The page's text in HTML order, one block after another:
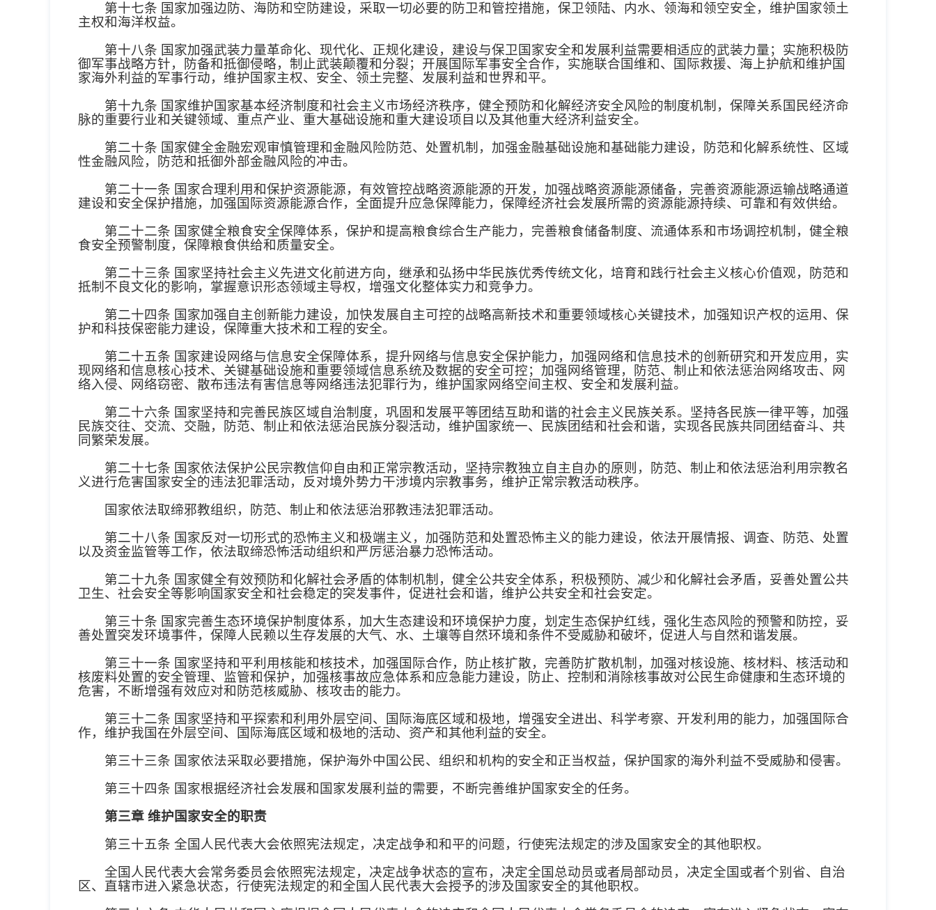
第十七条 国家加强边防、海防和空防建设，采取一切必要的防卫和管控措施，保卫领陆、内水、领海和领空安全，维护国家领土
主权和海洋权益。
第十八条 国家加强武装力量革命化、现代化、正规化建设，建设与保卫国家安全和发展利益需要相适应的武装力量；实施积极防
御军事战略方针，防备和抵御侵略，制止武装颠覆和分裂；开展国际军事安全合作，实施联合国维和、国际救援、海上护航和维护国
家海外利益的军事行动，维护国家主权、安全、领土完整、发展利益和世界和平。
第十九条 国家维护国家基本经济制度和社会主义市场经济秩序，健全预防和化解经济安全风险的制度机制，保障关系国民经济命
脉的重要行业和关键领域、重点产业、重大基础设施和重大建设项目以及其他重大经济利益安全。
第二十条 国家健全金融宏观审慎管理和金融风险防范、处置机制，加强金融基础设施和基础能力建设，防范和化解系统性、区域
性金融风险，防范和抵御外部金融风险的冲击。
第二十一条 国家合理利用和保护资源能源，有效管控战略资源能源的开发，加强战略资源能源储备，完善资源能源运输战略通道
建设和安全保护措施，加强国际资源能源合作，全面提升应急保障能力，保障经济社会发展所需的资源能源持续、可靠和有效供给。
第二十二条 国家健全粮食安全保障体系，保护和提高粮食综合生产能力，完善粮食储备制度、流通体系和市场调控机制，健全粮
食安全预警制度，保障粮食供给和质量安全。
第二十三条 国家坚持社会主义先进文化前进方向，继承和弘扬中华民族优秀传统文化，培育和践行社会主义核心价值观，防范和
抵制不良文化的影响，掌握意识形态领域主导权，增强文化整体实力和竞争力。
第二十四条 国家加强自主创新能力建设，加快发展自主可控的战略高新技术和重要领域核心关键技术，加强知识产权的运用、保
护和科技保密能力建设，保障重大技术和工程的安全。
第二十五条 国家建设网络与信息安全保障体系，提升网络与信息安全保护能力，加强网络和信息技术的创新研究和开发应用，实
现网络和信息核心技术、关键基础设施和重要领域信息系统及数据的安全可控；加强网络管理，防范、制止和依法惩治网络攻击、网
络入侵、网络窃密、散布违法有害信息等网络违法犯罪行为，维护国家网络空间主权、安全和发展利益。
第二十六条 国家坚持和完善民族区域自治制度，巩固和发展平等团结互助和谐的社会主义民族关系。坚持各民族一律平等，加强
民族交往、交流、交融，防范、制止和依法惩治民族分裂活动，维护国家统一、民族团结和社会和谐，实现各民族共同团结奋斗、共
同繁荣发展。
第二十七条 国家依法保护公民宗教信仰自由和正常宗教活动，坚持宗教独立自主自办的原则，防范、制止和依法惩治利用宗教名
义进行危害国家安全的违法犯罪活动，反对境外势力干涉境内宗教事务，维护正常宗教活动秩序。
国家依法取缔邪教组织，防范、制止和依法惩治邪教违法犯罪活动。
第二十八条 国家反对一切形式的恐怖主义和极端主义，加强防范和处置恐怖主义的能力建设，依法开展情报、调查、防范、处置
以及资金监管等工作，依法取缔恐怖活动组织和严厉惩治暴力恐怖活动。
第二十九条 国家健全有效预防和化解社会矛盾的体制机制，健全公共安全体系，积极预防、减少和化解社会矛盾，妥善处置公共
卫生、社会安全等影响国家安全和社会稳定的突发事件，促进社会和谐，维护公共安全和社会安定。
第三十条 国家完善生态环境保护制度体系，加大生态建设和环境保护力度，划定生态保护红线，强化生态风险的预警和防控，妥
善处置突发环境事件，保障人民赖以生存发展的大气、水、土壤等自然环境和条件不受威胁和破坏，促进人与自然和谐发展。
第三十一条 国家坚持和平利用核能和核技术，加强国际合作，防止核扩散，完善防扩散机制，加强对核设施、核材料、核活动和
核废料处置的安全管理、监管和保护，加强核事故应急体系和应急能力建设，防止、控制和消除核事故对公民生命健康和生态环境的
危害，不断增强有效应对和防范核威胁、核攻击的能力。
第三十二条 国家坚持和平探索和利用外层空间、国际海底区域和极地，增强安全进出、科学考察、开发利用的能力，加强国际合
作，维护我国在外层空间、国际海底区域和极地的活动、资产和其他利益的安全。
第三十三条 国家依法采取必要措施，保护海外中国公民、组织和机构的安全和正当权益，保护国家的海外利益不受威胁和侵害。
第三十四条 国家根据经济社会发展和国家发展利益的需要，不断完善维护国家安全的任务。
第三章 维护国家安全的职责
第三十五条 全国人民代表大会依照宪法规定，决定战争和和平的问题，行使宪法规定的涉及国家安全的其他职权。
全国人民代表大会常务委员会依照宪法规定，决定战争状态的宣布，决定全国总动员或者局部动员，决定全国或者个别省、自治
区、直辖市进入紧急状态，行使宪法规定的和全国人民代表大会授予的涉及国家安全的其他职权。